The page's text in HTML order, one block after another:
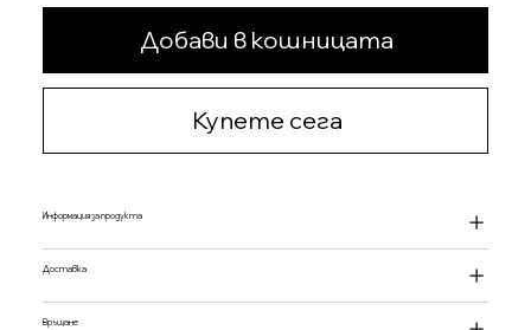
Добави в кошницата
Купете сега
Информация за продукта
Доставка
Връщане